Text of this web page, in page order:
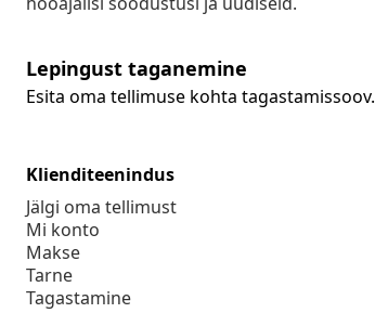
Lepingust taganemine
Esita oma tellimuse kohta tagastamissoov.
Klienditeenindus
Jälgi oma tellimust
Mi konto
Makse
Tarne
Tagastamine